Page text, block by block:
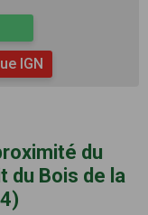
IGN
du
du Bois de la